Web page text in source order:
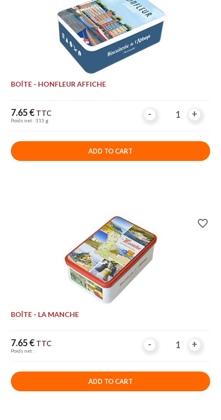
BOÎTE - HONFLEUR AFFICHE
Price
7.65 € TTC
Poids net : 315 g
- +
- +
ADD TO CART
favorite_border
BOÎTE - LA MANCHE
Price
7.65 € TTC
Poids net :
- +
- +
ADD TO CART